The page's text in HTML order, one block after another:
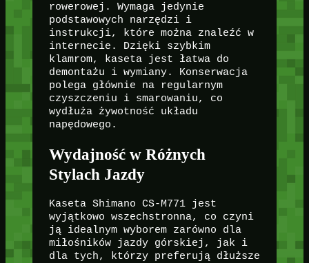
rowerowej. Wymaga jedynie
podstawowych narzędzi i
instrukcji, które można znaleźć w
internecie. Dzięki szybkim
klamrom, kaseta jest łatwa do
demontażu i wymiany. Konserwacja
polega głównie na regularnym
czyszczeniu i smarowaniu, co
wydłuża żywotność układu
napędowego.
Wydajność w Różnych
Stylach Jazdy
Kaseta Shimano CS-M771 jest
wyjątkowo wszechstronna, co czyni
ją idealnym wyborem zarówno dla
miłośników jazdy górskiej, jak i
dla tych, którzy preferują dłuższe